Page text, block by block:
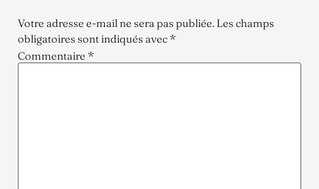
Votre adresse e-mail ne sera pas publiée. Les champs
obligatoires sont indiqués avec *
Commentaire *